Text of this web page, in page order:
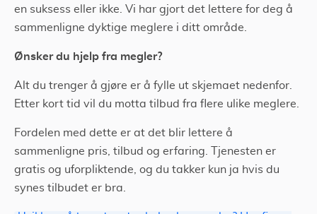
en suksess eller ikke. Vi har gjort det lettere for deg å
sammenligne dyktige meglere i ditt område.
Ønsker du hjelp fra megler?
Alt du trenger å gjøre er å fylle ut skjemaet nedenfor.
Etter kort tid vil du motta tilbud fra flere ulike meglere.
Fordelen med dette er at det blir lettere å
sammenligne pris, tilbud og erfaring. Tjenesten er
gratis og uforpliktende, og du takker kun ja hvis du
synes tilbudet er bra.